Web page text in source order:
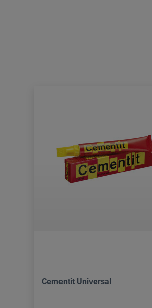
Cementit Universal